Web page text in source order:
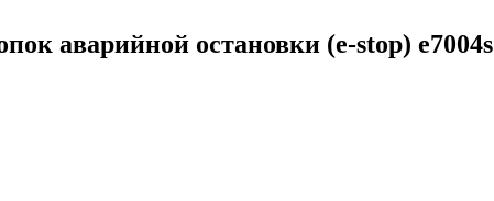
аварийной остановки (e-stop) e7004s